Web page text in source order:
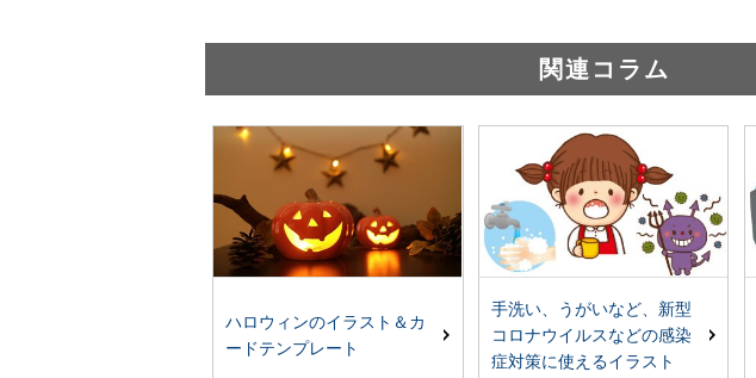
関連コラム
ハロウィンのイラスト＆カ
ードテンプレート
手洗い、うがいなど、新型
コロナウイルスなどの感染
症対策に使えるイラスト